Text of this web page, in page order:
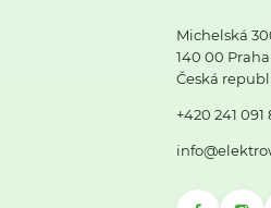
Michelská
140 00
Česká
+420 241 091